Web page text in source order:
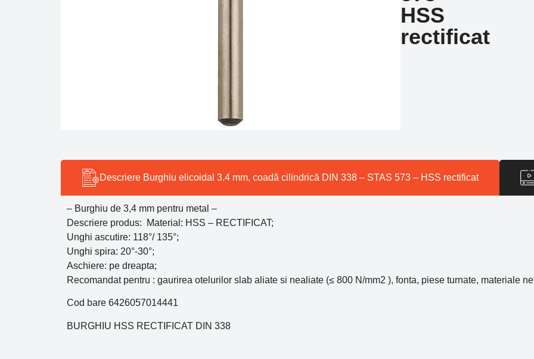
HSS
rectificat
Descriere Burghiu elicoidal 3.4 mm, coadă cilindrică DIN 338 – STAS 573 – HSS rectificat
– Burghiu de 3,4 mm pentru metal –
Descriere produs: Material: HSS – RECTIFICAT;
Unghi ascutire: 118°/ 135°;
Unghi spira: 20°-30°;
Aschiere: pe dreapta;
Recomandat pentru : gaurirea otelurilor slab aliate si nealiate (≤ 800 N/mm2 ), fonta, piese turnate, materiale
Cod bare 6426057014441
BURGHIU HSS RECTIFICAT DIN 338